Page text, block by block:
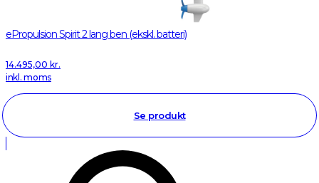
ePropulsion Spirit 2 lang ben (ekskl. batteri)
14.495,00 kr.
inkl. moms
Se produkt